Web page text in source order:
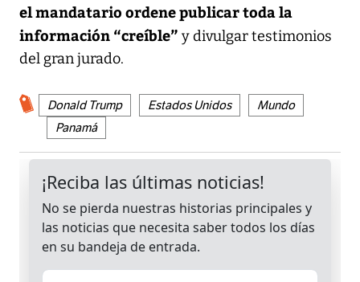
el mandatario ordene publicar toda la
información “creíble” y divulgar testimonios
del gran jurado.
Donald Trump Estados Unidos
Mundo
Panamá